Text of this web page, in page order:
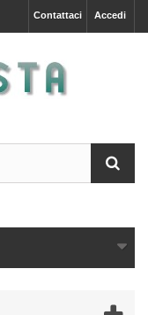
Accedi
Contattaci